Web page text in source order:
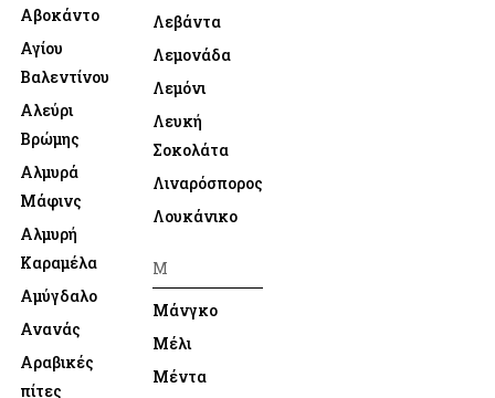
Αβοκάντο
Αγίου
Βαλεντίνου
Αλεύρι
Βρώμης
Αλμυρά
Μάφινς
Αλμυρή
Καραμέλα
Αμύγδαλο
Ανανάς
Αραβικές
πίτες
Λεβάντα
Λεμονάδα
Λεμόνι
Λευκή
Σοκολάτα
Λιναρόσπορος
Λουκάνικο
Μ
Μάνγκο
Μέλι
Μέντα